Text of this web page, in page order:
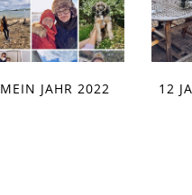
MEIN JAHR 2022
12